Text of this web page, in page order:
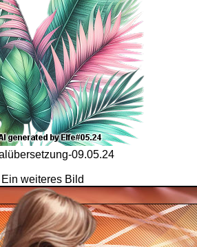
09.05.24
Ein weiteres Bild